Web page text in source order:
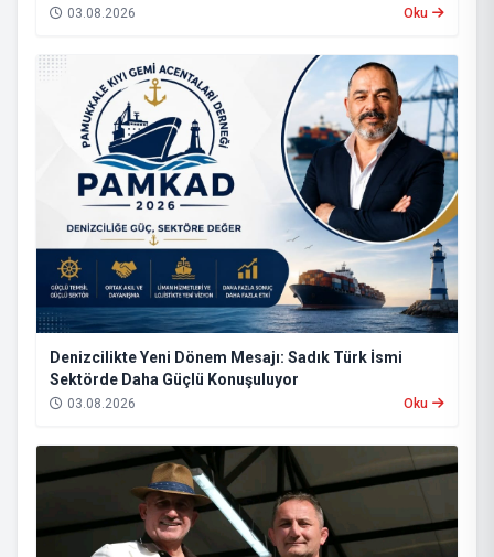
03.08.2026 Oku
Denizcilikte Yeni Dönem Mesajı: Sadık Türk İsmi
Sektörde Daha Güçlü Konuşuluyor
03.08.2026 Oku